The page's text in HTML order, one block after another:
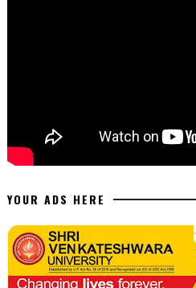
YOUR ADS HERE